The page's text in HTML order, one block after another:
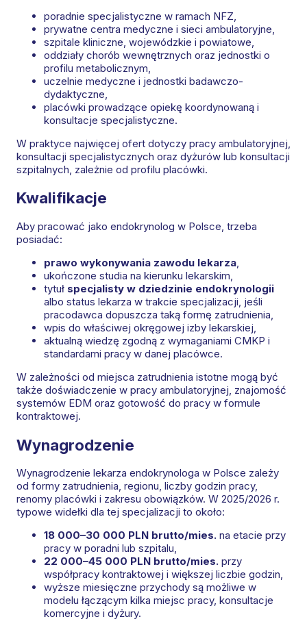
poradnie specjalistyczne w ramach NFZ,
prywatne centra medyczne i sieci ambulatoryjne,
szpitale kliniczne, wojewódzkie i powiatowe,
oddziały chorób wewnętrznych oraz jednostki o
profilu metabolicznym,
uczelnie medyczne i jednostki badawczo-
dydaktyczne,
placówki prowadzące opiekę koordynowaną i
konsultacje specjalistyczne.
W praktyce najwięcej ofert dotyczy pracy ambulatoryjnej,
konsultacji specjalistycznych oraz dyżurów lub konsultacji
szpitalnych, zależnie od profilu placówki.
Kwalifikacje
Aby pracować jako endokrynolog w Polsce, trzeba
posiadać:
prawo wykonywania zawodu lekarza,
ukończone studia na kierunku lekarskim,
tytuł specjalisty w dziedzinie endokrynologii
albo status lekarza w trakcie specjalizacji, jeśli
pracodawca dopuszcza taką formę zatrudnienia,
wpis do właściwej okręgowej izby lekarskiej,
aktualną wiedzę zgodną z wymaganiami CMKP i
standardami pracy w danej placówce.
W zależności od miejsca zatrudnienia istotne mogą być
także doświadczenie w pracy ambulatoryjnej, znajomość
systemów EDM oraz gotowość do pracy w formule
kontraktowej.
Wynagrodzenie
Wynagrodzenie lekarza endokrynologa w Polsce zależy
od formy zatrudnienia, regionu, liczby godzin pracy,
renomy placówki i zakresu obowiązków. W 2025/2026 r.
typowe widełki dla tej specjalizacji to około:
18 000–30 000 PLN brutto/mies. na etacie przy
pracy w poradni lub szpitalu,
22 000–45 000 PLN brutto/mies. przy
współpracy kontraktowej i większej liczbie godzin,
wyższe miesięczne przychody są możliwe w
modelu łączącym kilka miejsc pracy, konsultacje
komercyjne i dyżury.